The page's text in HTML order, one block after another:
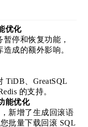
优化
停和恢复功能，
成的额外影响。
TiDB、GreatSQL
的支持。
能优化
新增了生成回滚语
批量下载回滚 SQL